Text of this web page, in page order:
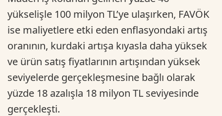
yükselişle 100 milyon TL’ye ulaşırken, FAVÖK
ise maliyetlere etki eden enflasyondaki artış
oranının, kurdaki artışa kıyasla daha yüksek
ve ürün satış fiyatlarının artışından yüksek
seviyelerde gerçekleşmesine bağlı olarak
yüzde 18 azalışla 18 milyon TL seviyesinde
gerçekleşti.